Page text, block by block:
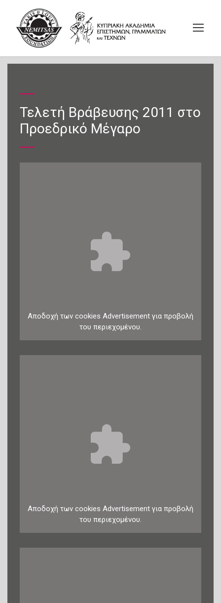
Τελετή Βράβευσης 2011 στο
Προεδρικό Μέγαρο
Αποδοχή των cookies Advertisement για προβολή
του περιεχομένου.
Αποδοχή των cookies Advertisement για προβολή
του περιεχομένου.